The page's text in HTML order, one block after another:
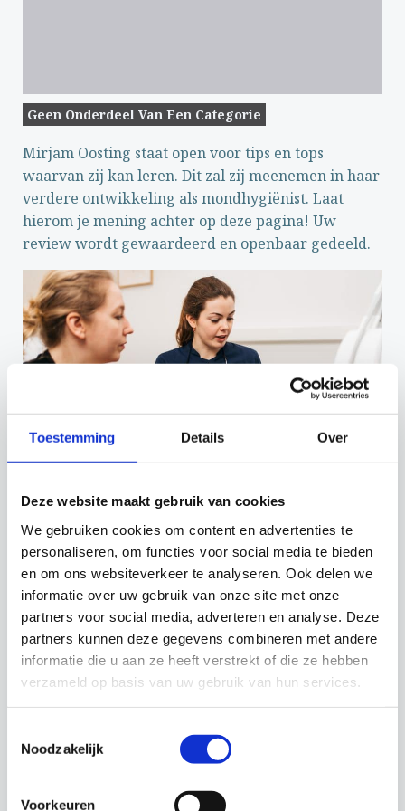
Toestemming Details Over
Deze website maakt gebruik van cookies
We gebruiken cookies om content en advertenties te
personaliseren, om functies voor social media te bieden
en om ons websiteverkeer te analyseren. Ook delen we
informatie over uw gebruik van onze site met onze
partners voor social media, adverteren en analyse. Deze
partners kunnen deze gegevens combineren met andere
informatie die u aan ze heeft verstrekt of die ze hebben
verzameld op basis van uw gebruik van hun services.
Noodzakelijk
Voorkeuren
Geen Onderdeel Van Een Categorie
Mirjam Oosting staat open voor tips en tops
waarvan zij kan leren. Dit zal zij meenemen in haar
verdere ontwikkeling als mondhygiënist. Laat
hierom je mening achter op deze pagina! Uw
review wordt gewaardeerd en openbaar gedeeld.
#Geen Tag
3 Responses
Cis Thijssen schreef:
10 januari 2021 om 12:01
Mirjam heeft mij ontzettend goed geholpen bij
mijn behandeling. Een vrolijke professionele